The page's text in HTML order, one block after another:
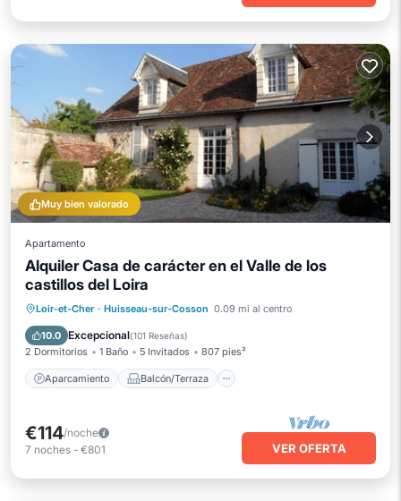
Muy bien valorado
Apartamento
Alquiler Casa de carácter en el Valle de los
castillos del Loira
Loir-et-Cher · Huisseau-sur-Cosson 0.09 mi al centro
10.0 Excepcional(101 Reseñas)
2 Dormitorios 1 Baño 5 Invitados 807 pies²
Aparcamiento Balcón/Terraza
Aparcamiento
Balcón/Terraza
Cocina
Aire acondicionado
€114/noche
7 noches - €801 VER OFERTA